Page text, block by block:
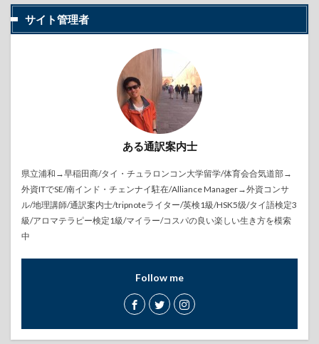
サイト管理者
ある通訳案内士
県立浦和→早稲田商/タイ・チュラロンコン大学留学/体育会合気道部→
外資ITでSE/南インド・チェンナイ駐在/Alliance Manager→外資コンサ
ル/地理講師/通訳案内士/tripnoteライター/英検1級/HSK5级/タイ語検定3
級/アロマテラピー検定1級/マイラー/コスパの良い楽しい生き方を模索
中
Follow me